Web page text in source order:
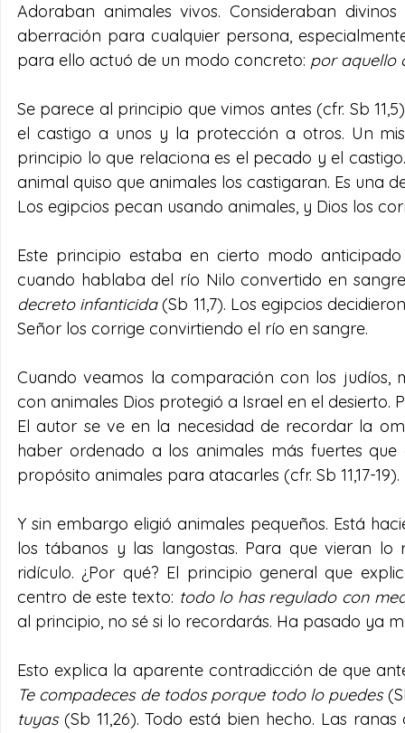
Adoraban animales vivos. Consideraban
aberración para cualquier persona,
para ello actuó de un modo concreto: por aquello
Se parece al principio que vimos antes (cfr. Sb
el castigo a unos y la protección a otros. Un
principio lo que relaciona es el pecado y el
animal quiso que animales los castigaran. Es una
Los egipcios pecan usando animales, y Dios los
Este principio estaba en cierto modo
cuando hablaba del río Nilo convertido en
decreto infanticida (Sb 11,7). Los egipcios
Señor los corrige convirtiendo el río en sangre.
Cuando veamos la comparación con los judíos,
con animales Dios protegió a Israel en el desierto.
El autor se ve en la necesidad de recordar la
haber ordenado a los animales más fuertes
propósito animales para atacarles (cfr. Sb 11,17-19).
Y sin embargo eligió animales pequeños. Está
los tábanos y las langostas. Para que vieran
ridículo. ¿Por qué? El principio general que
centro de este texto: todo lo has regulado con
al principio, no sé si lo recordarás. Ha pasado ya
Te compadeces de todos porque todo lo puedes
tuyas (Sb 11,26). Todo está bien hecho. Las